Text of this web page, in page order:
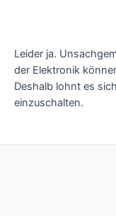
Leider ja.
der Elektronik
Deshalb lohnt es
einzuschalten.